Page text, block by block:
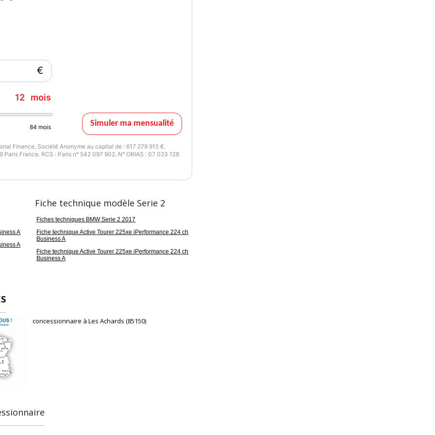
€
12 mois
84 mois Simuler ma mensualité
Finance, Société Anonyme au capital de : 617 279 915 €.
France. RCS : Paris n° 542 097 902. N° ORIAS : 07 023 128
A
A
Fiche technique modèle Serie 2
Fiches techniques BMW Serie 2 2017
Fiche technique Active Tourer 225xe iPerformance 224 ch
Business A
Fiche technique Active Tourer 225xe iPerformance 224 ch
Business A
concessionnaire à Les Achards (85150)